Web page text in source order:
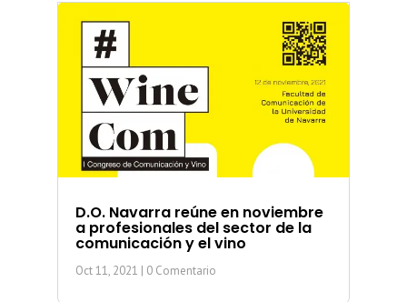
D.O. Navarra reúne en noviembre
a profesionales del sector de la
comunicación y el vino
Oct 11, 2021 | 0 Comentario